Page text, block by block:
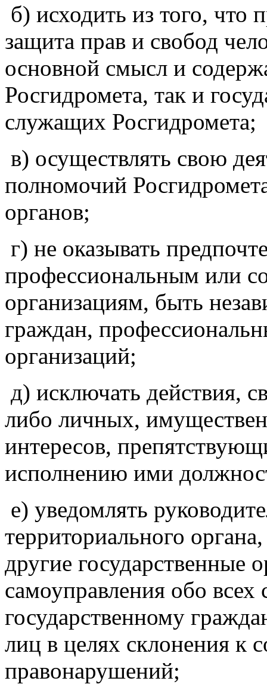
б) исходить из того, что
защита прав и свобод
основной смысл и
Росгидромета, так и
служащих Росгидромета;
в) осуществлять свою
полномочий
органов;
г) не оказывать
профессиональным или
организациям, быть
граждан,
организаций;
д) исключать действия,
либо личных,
интересов,
исполнению ими
е) уведомлять
территориального
другие государственные
самоуправления обо
государственному
лиц в целях склонения к
правонарушений;